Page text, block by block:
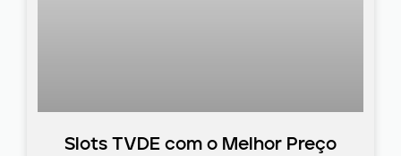
Slots TVDE com o Melhor Preço